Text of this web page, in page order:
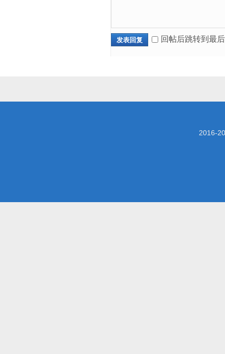
发表回复 回帖后跳转到最
2016-